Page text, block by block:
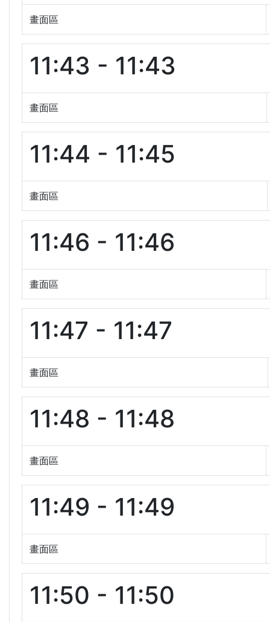
畫面區
11:43 - 11:43
畫面區
11:44 - 11:45
畫面區
11:46 - 11:46
畫面區
11:47 - 11:47
畫面區
11:48 - 11:48
畫面區
11:49 - 11:49
畫面區
11:50 - 11:50